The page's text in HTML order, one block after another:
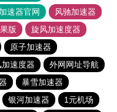
速器官网
风驰加速器
版
旋风加速度器
原子加速器
速度器
外网网址导航
暴雪加速器
银河加速器
1元机场